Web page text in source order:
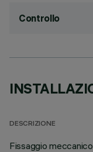
Controllo
DESCRIZIONE
Fissaggio